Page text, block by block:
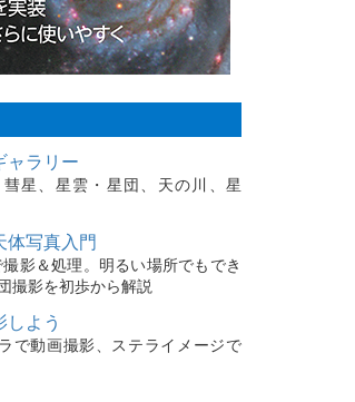
ャラリー
彗星、星雲・星団、天の川、星
体写真入門
影＆処理。明るい場所でもでき
撮影を初歩から解説
よう
で動画撮影、ステライメージで